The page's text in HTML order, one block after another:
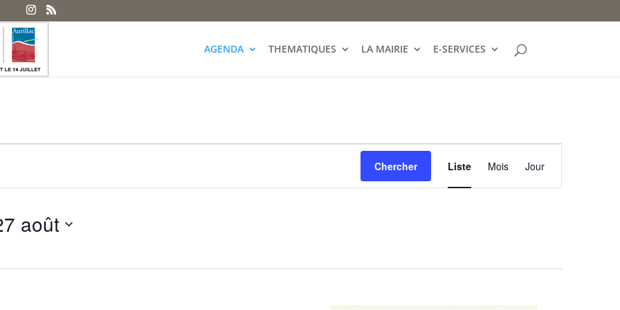
AGENDA THEMATIQUES LA MAIRIE E-SERVICES
Chercher
Navigation
de
vues
Liste Mois Jour
août